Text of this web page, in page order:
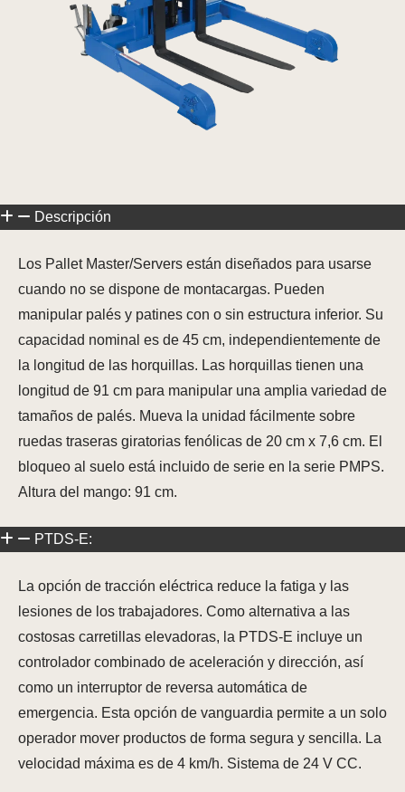
Descripción
Los Pallet Master/Servers están diseñados para usarse
cuando no se dispone de montacargas. Pueden
manipular palés y patines con o sin estructura inferior. Su
capacidad nominal es de 45 cm, independientemente de
la longitud de las horquillas. Las horquillas tienen una
longitud de 91 cm para manipular una amplia variedad de
tamaños de palés. Mueva la unidad fácilmente sobre
ruedas traseras giratorias fenólicas de 20 cm x 7,6 cm. El
bloqueo al suelo está incluido de serie en la serie PMPS.
Altura del mango: 91 cm.
PTDS-E:
La opción de tracción eléctrica reduce la fatiga y las
lesiones de los trabajadores. Como alternativa a las
costosas carretillas elevadoras, la PTDS-E incluye un
controlador combinado de aceleración y dirección, así
como un interruptor de reversa automática de
emergencia. Esta opción de vanguardia permite a un solo
operador mover productos de forma segura y sencilla. La
velocidad máxima es de 4 km/h. Sistema de 24 V CC.